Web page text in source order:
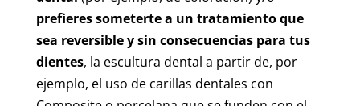
prefieres someterte a un tratamiento que
sea reversible y sin consecuencias para tus
dientes, la escultura dental a partir de, por
ejemplo, el uso de carillas dentales con